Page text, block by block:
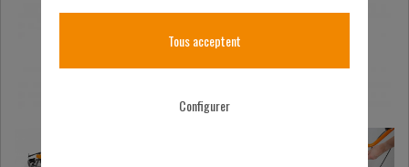
Tous acceptent
Configurer